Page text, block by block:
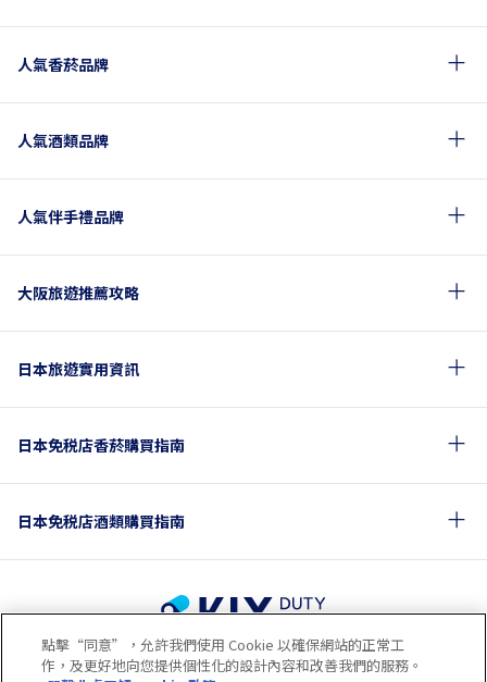
人氣香菸品牌
人氣酒類品牌
人氣伴手禮品牌
大阪旅遊推薦攻略
日本旅遊實用資訊
日本免税店香菸購買指南
日本免税店酒類購買指南
使用條款 隱私政策
Cookie政策
點擊“同意”，允許我們使用 Cookie 以確保網站的正常工
作，及更好地向您提供個性化的設計內容和改善我們的服務。